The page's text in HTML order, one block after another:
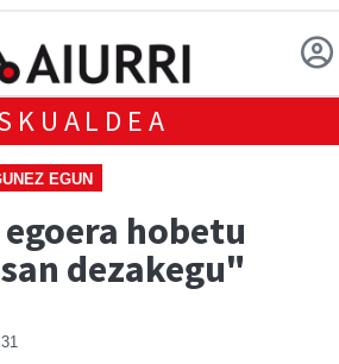
EGUN
hobetu
dezakegu"